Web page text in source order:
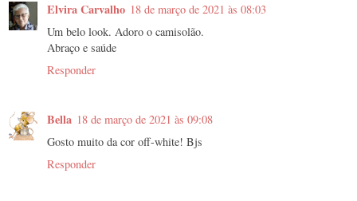
Elvira Carvalho 18 de março de 2021 às 08:03
Um belo look. Adoro o camisolão.
Abraço e saúde
Responder
Bella 18 de março de 2021 às 09:08
Gosto muito da cor off-white! Bjs
Responder